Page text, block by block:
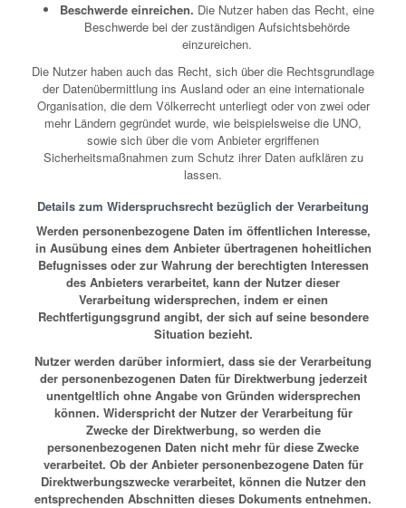
Beschwerde einreichen. Die Nutzer haben das Recht, eine
Beschwerde bei der zuständigen Aufsichtsbehörde
einzureichen.
Die Nutzer haben auch das Recht, sich über die Rechtsgrundlage
der Datenübermittlung ins Ausland oder an eine internationale
Organisation, die dem Völkerrecht unterliegt oder von zwei oder
mehr Ländern gegründet wurde, wie beispielsweise die UNO,
sowie sich über die vom Anbieter ergriffenen
Sicherheitsmaßnahmen zum Schutz ihrer Daten aufklären zu
lassen.
Details zum Widerspruchsrecht bezüglich der Verarbeitung
Werden personenbezogene Daten im öffentlichen Interesse,
in Ausübung eines dem Anbieter übertragenen hoheitlichen
Befugnisses oder zur Wahrung der berechtigten Interessen
des Anbieters verarbeitet, kann der Nutzer dieser
Verarbeitung widersprechen, indem er einen
Rechtfertigungsgrund angibt, der sich auf seine besondere
Situation bezieht.
Nutzer werden darüber informiert, dass sie der Verarbeitung
der personenbezogenen Daten für Direktwerbung jederzeit
unentgeltlich ohne Angabe von Gründen widersprechen
können. Widerspricht der Nutzer der Verarbeitung für
Zwecke der Direktwerbung, so werden die
personenbezogenen Daten nicht mehr für diese Zwecke
verarbeitet. Ob der Anbieter personenbezogene Daten für
Direktwerbungszwecke verarbeitet, können die Nutzer den
entsprechenden Abschnitten dieses Dokuments entnehmen.